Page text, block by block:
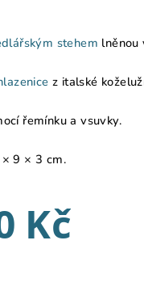
stehem lněnou
z italské
řemínku a vsuvky.
9 × 3 cm.
Kč